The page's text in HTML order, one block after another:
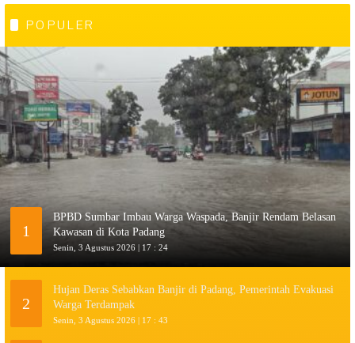
POPULER
1
BPBD Sumbar Imbau Warga Waspada, Banjir Rendam Belasan
Kawasan di Kota Padang
Senin, 3 Agustus 2026 | 17 : 24
2
Hujan Deras Sebabkan Banjir di Padang, Pemerintah Evakuasi
Warga Terdampak
Senin, 3 Agustus 2026 | 17 : 43